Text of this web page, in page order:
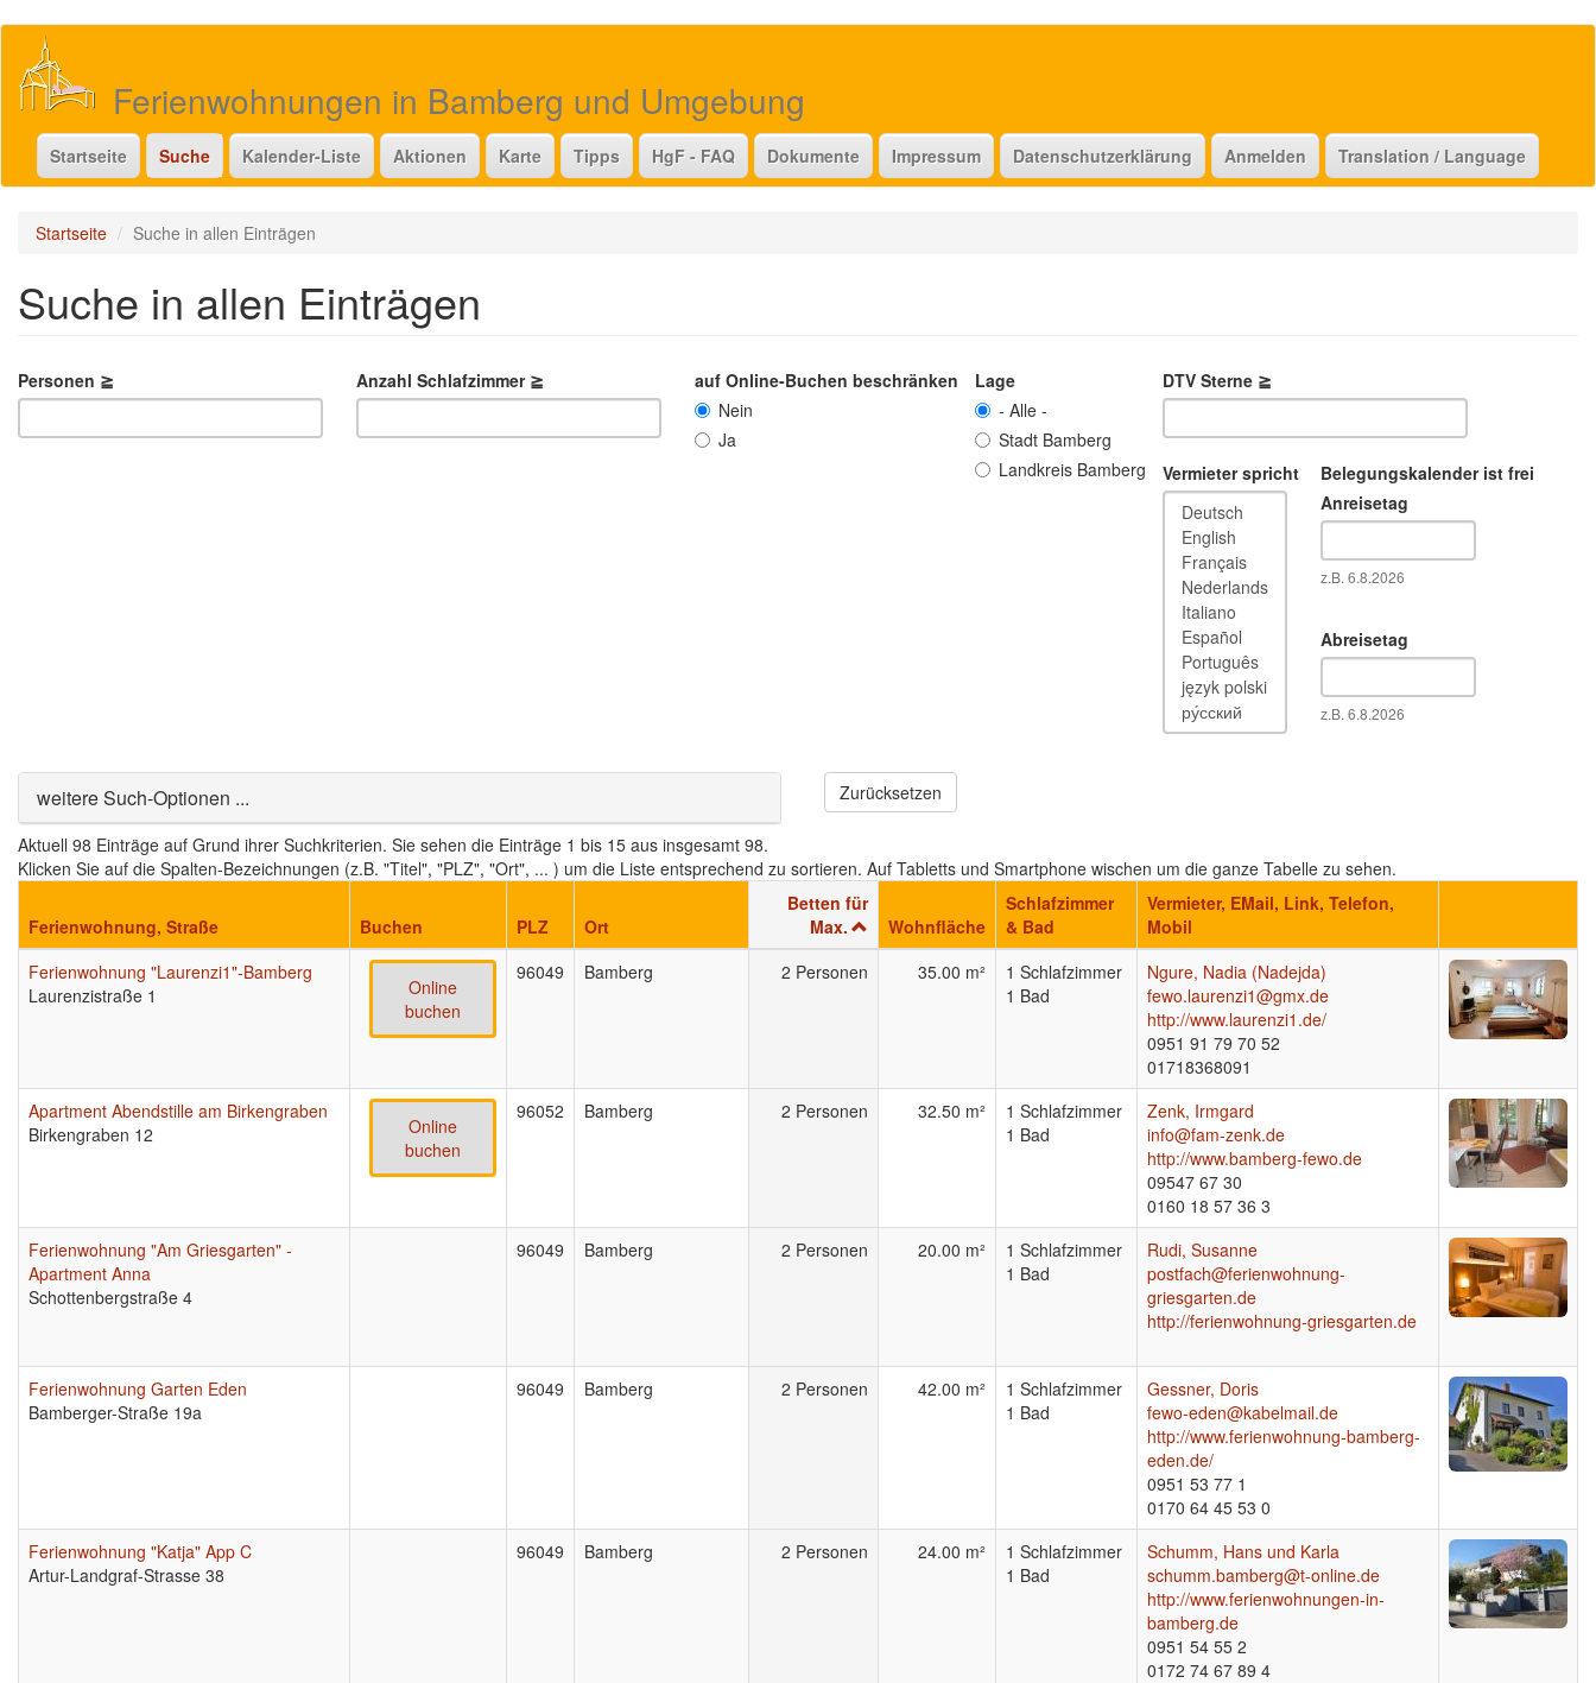
Direkt
Inhalt
Ferienwohnungen in Bamberg und Umgebung
Startseite Suche Kalender-Liste Aktionen Karte Tipps HgF - FAQ Dokumente Impressum Datenschutzerklärung Anmelden Translation / Language
Startseite Suche in allen Einträgen
Suche in allen Einträgen
Personen ≧ Anzahl Schlafzimmer ≧
auf Online-Buchen beschränken
Nein
Ja
Lage
- Alle -
Stadt Bamberg
Landkreis Bamberg
DTV Sterne ≧
Vermieter spricht
Belegungskalender ist frei
Anreisetag
Datum
z.B. 6.8.2026
Abreisetag
Datum
z.B. 6.8.2026
Ausblenden
weitere Such-Optionen ... Zurücksetzen
Aktuell 98 Einträge auf Grund ihrer Suchkriterien. Sie sehen die Einträge 1 bis 15 aus insgesamt 98.
Klicken Sie auf die Spalten-Bezeichnungen (z.B. "Titel", "PLZ", "Ort", ... ) um die Liste entsprechend zu sortieren. Auf Tabletts und Smartphone wischen um die ganze Tabelle zu sehen.
Ferienwohnung, Straße Buchen PLZ Ort
Betten für
Max.
Wohnfläche
Schlafzimmer
& Bad
Vermieter, EMail, Link, Telefon,
Mobil
Ferienwohnung "Laurenzi1"-Bamberg
Laurenzistraße 1
Online
buchen
96049 Bamberg 2 Personen 35.00 m²
1 Schlafzimmer
1 Bad
Ngure, Nadia (Nadejda)
fewo.laurenzi1@gmx.de
http://www.laurenzi1.de/
0951 91 79 70 52
01718368091
Apartment Abendstille am Birkengraben
Birkengraben 12
Online
buchen
96052 Bamberg 2 Personen 32.50 m²
1 Schlafzimmer
1 Bad
Zenk, Irmgard
info@fam-zenk.de
http://www.bamberg-fewo.de
09547 67 30
0160 18 57 36 3
Ferienwohnung "Am Griesgarten" -
Apartment Anna
Schottenbergstraße 4
96049 Bamberg 2 Personen 20.00 m²
1 Schlafzimmer
1 Bad
Rudi, Susanne
postfach@ferienwohnung-
griesgarten.de
http://ferienwohnung-griesgarten.de
Ferienwohnung Garten Eden
Bamberger-Straße 19a
96049 Bamberg 2 Personen 42.00 m²
1 Schlafzimmer
1 Bad
Gessner, Doris
fewo-eden@kabelmail.de
http://www.ferienwohnung-bamberg-
eden.de/
0951 53 77 1
0170 64 45 53 0
Ferienwohnung "Katja" App C
Artur-Landgraf-Strasse 38
96049 Bamberg 2 Personen 24.00 m²
1 Schlafzimmer
1 Bad
Schumm, Hans und Karla
schumm.bamberg@t-online.de
http://www.ferienwohnungen-in-
bamberg.de
0951 54 55 2
0172 74 67 89 4